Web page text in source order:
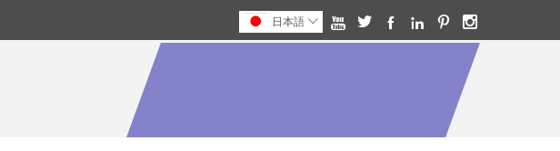
     
日本語 